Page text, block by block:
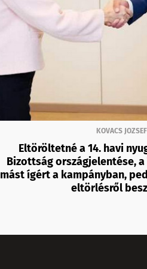
KOVACS JOZSEF
Eltöröltetné a 14. havi
Bizottság országjelentése, a
mást ígért a kampányban,
eltörlésről